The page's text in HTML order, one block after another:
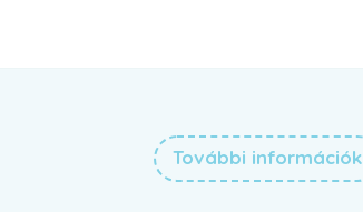
További információk